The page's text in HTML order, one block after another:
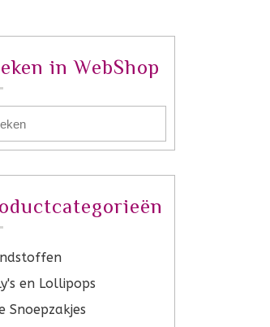
in WebShop
en Lollipops
Snoepzakjes